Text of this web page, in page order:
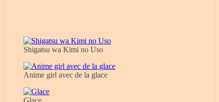
Shigatsu wa Kimi no Uso
Anime girl avec de la glace